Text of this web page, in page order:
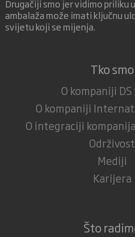
Drugačiji smo jer vidimo priliku
ambalaža može imati ključnu
svijetu koji se mijenja.
Tko smo
O kompaniji
O kompaniji
O integraciji
Održivost
Mediji
Karijera
Što